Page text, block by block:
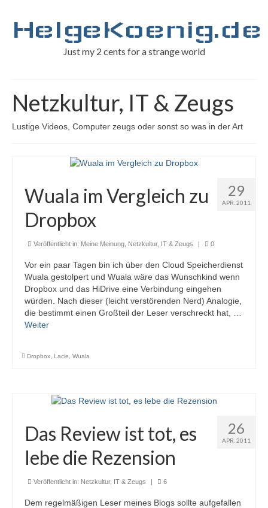
HelgeKoenig.de
Just my 2 cents for a strange world
Netzkultur, IT & Zeugs
Lustige Videos, Computer zeugs oder sonst so was in der Art
29
APR. 2011
Wuala im Vergleich zu
Dropbox
Veröffentlicht in: Meine Meinung Netzkultur, IT & Zeugs 0
Vor ein paar Tagen bin ich über den Cloud Speicherdienst
Wuala gestolpert und Wuala wäre das Wunschkind wenn
Dropbox und das HiDrive eine Verbindung eingehen
würden. Nach dieser (leicht verstörenden Nerd) Analogie,
die bestimmt einen Großteil der Leser verschreckt hat, …
Weiter
Dropbox, Lacie, Wuala
26
APR. 2011
Das Review ist tot, es
lebe die Rezension
Veröffentlicht in: Netzkultur, IT & Zeugs | 6
Dem regelmäßigen Leser meines Blogs sollte aufgefallen